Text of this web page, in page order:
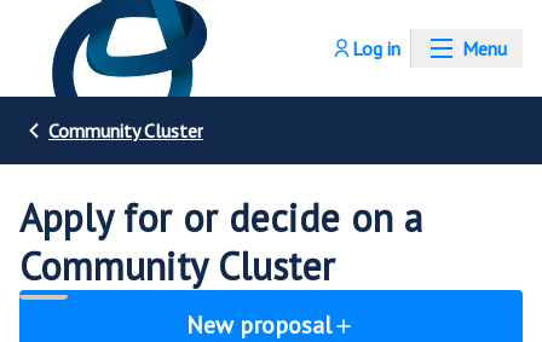
Menu
Log in
Community Cluster
Apply for or decide on a
Community Cluster
New proposal